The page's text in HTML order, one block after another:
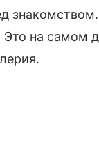
Это на самом